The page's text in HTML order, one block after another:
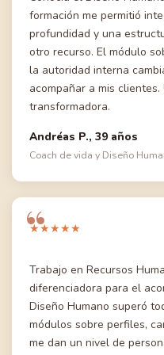
formación me permitió
profundidad y una
otro recurso. El módulo
la autoridad interna
acompañar a mis
transformadora.
Andréas P., 39 años
Coach de vida y Diseño
★★★★★
Trabajo en Recursos
diferenciadora para el
Diseño Humano superó
módulos sobre perfiles,
me dan un nivel de